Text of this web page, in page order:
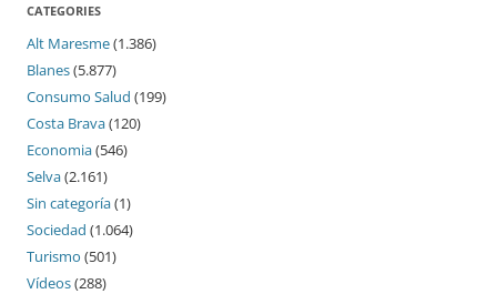
CATEGORIES
Alt Maresme(1.386)
Blanes(5.877)
Consumo Salud (199)
Costa Brava(120)
Economia(546)
Selva(2.161)
Sin categoría(1)
Sociedad (1.064)
Turismo (501)
Vídeos(288)